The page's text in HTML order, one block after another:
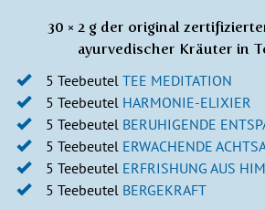
30 × 2 g der original
ayurvedischer Kräuter in
5 Teebeutel TEE MEDITATION
5 Teebeutel HARMONIE-ELIXIER
5 Teebeutel BERUHIGENDE
5 Teebeutel ERWACHENDE
5 Teebeutel ERFRISHUNG AUS
5 Teebeutel BERGEKRAFT